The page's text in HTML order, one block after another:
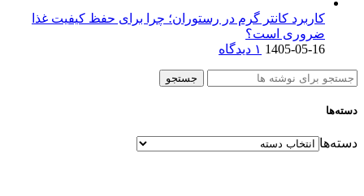
کاربرد کانتر گرم در رستوران؛ چرا برای حفظ کیفیت غذا
ضروری است؟
1405-05-16 ۱ دیدگاه
جستجو
دسته‌ها
دسته‌ها